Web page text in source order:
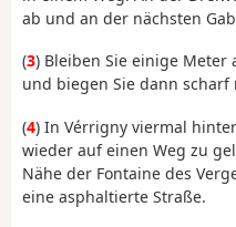
ab und an der nächsten
(3) Bleiben Sie einige
und biegen Sie dann scharf
(4) In Vérrigny viermal
wieder auf einen Weg zu
Nähe der Fontaine des
eine asphaltierte Straße.